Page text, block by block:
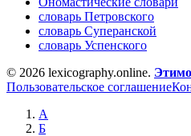
словарь Петровского
словарь Суперанской
словарь Успенского
© 2026 lexicography.online.
Пользовательское соглашение
А
Б